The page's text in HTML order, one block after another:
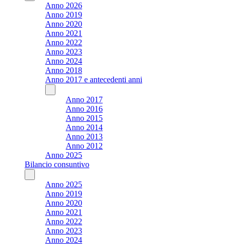
Anno 2026
Anno 2019
Anno 2020
Anno 2021
Anno 2022
Anno 2023
Anno 2024
Anno 2018
Anno 2017 e antecedenti anni
Anno 2017
Anno 2016
Anno 2015
Anno 2014
Anno 2013
Anno 2012
Anno 2025
Bilancio consuntivo
Anno 2025
Anno 2019
Anno 2020
Anno 2021
Anno 2022
Anno 2023
Anno 2024